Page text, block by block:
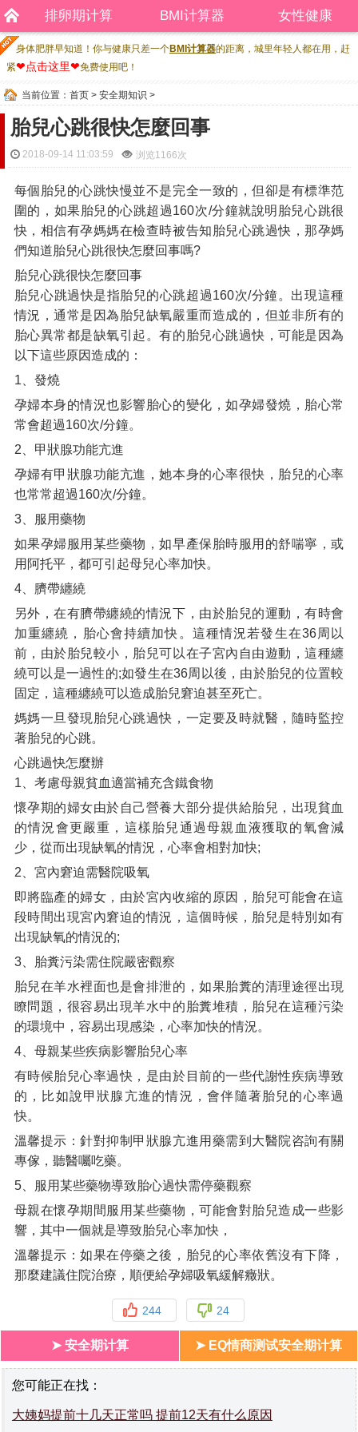
排卵期计算 BMI计算器 女性健康
身体肥胖早知道！你与健康只差一个BMI计算器的距离，城里年轻人都在用，赶
紧❤点击这里❤免费使用吧！
当前位置： 首页 > 安全期知识 >
胎兒心跳很快怎麼回事
2018-09-14 11:03:59 浏览1166次
每個胎兒的心跳快慢並不是完全一致的，但卻是有標準范
圍的，如果胎兒的心跳超過160次/分鐘就說明胎兒心跳很
快，相信有孕媽媽在檢查時被告知胎兒心跳過快，那孕媽
們知道胎兒心跳很快怎麼回事嗎?
胎兒心跳很快怎麼回事
胎兒心跳過快是指胎兒的心跳超過160次/分鐘。出現這種
情況，通常是因為胎兒缺氧嚴重而造成的，但並非所有的
胎心異常都是缺氧引起。有的胎兒心跳過快，可能是因為
以下這些原因造成的：
1、發燒
孕婦本身的情況也影響胎心的變化，如孕婦發燒，胎心常
常會超過160次/分鐘。
2、甲狀腺功能亢進
孕婦有甲狀腺功能亢進，她本身的心率很快，胎兒的心率
也常常超過160次/分鐘。
3、服用藥物
如果孕婦服用某些藥物，如早產保胎時服用的舒喘寧，或
用阿托平，都可引起母兒心率加快。
4、臍帶纏繞
另外，在有臍帶纏繞的情況下，由於胎兒的運動，有時會
加重纏繞，胎心會持續加快。這種情況若發生在36周以
前，由於胎兒較小，胎兒可以在子宮內自由遊動，這種纏
繞可以是一過性的;如發生在36周以後，由於胎兒的位置較
固定，這種纏繞可以造成胎兒窘迫甚至死亡。
媽媽一旦發現胎兒心跳過快，一定要及時就醫，隨時監控
著胎兒的心跳。
心跳過快怎麼辦
1、考慮母親貧血適當補充含鐵食物
懷孕期的婦女由於自己營養大部分提供給胎兒，出現貧血
的情況會更嚴重，這樣胎兒通過母親血液獲取的氧會減
少，從而出現缺氧的情況，心率會相對加快;
2、宮內窘迫需醫院吸氧
即將臨產的婦女，由於宮內收縮的原因，胎兒可能會在這
段時間出現宮內窘迫的情況，這個時候，胎兒是特別如有
出現缺氧的情況的;
3、胎糞污染需住院嚴密觀察
胎兒在羊水裡面也是會排泄的，如果胎糞的清理途徑出現
瞭問題，很容易出現羊水中的胎糞堆積，胎兒在這種污染
的環境中，容易出現感染，心率加快的情況。
4、母親某些疾病影響胎兒心率
有時候胎兒心率過快，是由於目前的一些代謝性疾病導致
的，比如說甲狀腺亢進的情況，會伴隨著胎兒的心率過
快。
溫馨提示：針對抑制甲狀腺亢進用藥需到大醫院咨詢有關
專傢，聽醫囑吃藥。
5、服用某些藥物導致胎心過快需停藥觀察
母親在懷孕期間服用某些藥物，可能會對胎兒造成一些影
響，其中一個就是導致胎兒心率加快，
溫馨提示：如果在停藥之後，胎兒的心率依舊沒有下降，
那麼建議住院治療，順便給孕婦吸氧緩解癥狀。
244 24
➤ 安全期计算 ➤ EQ情商测试安全期计算
您可能正在找：
大姨妈提前十几天正常吗 提前12天有什么原因